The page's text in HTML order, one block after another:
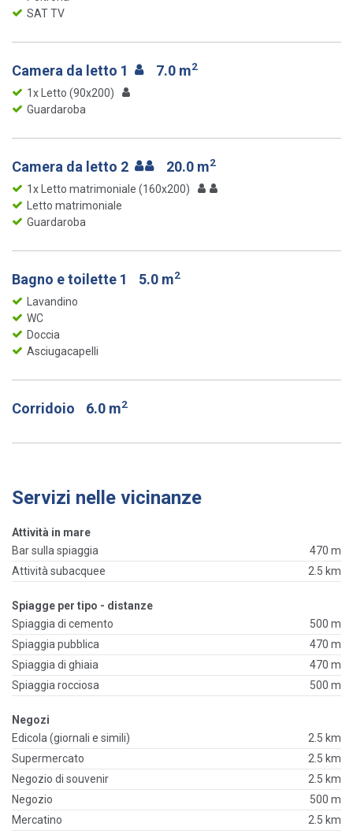
SAT TV
Camera da letto 1 7.0 m2
1x Letto (90x200)
Guardaroba
Camera da letto 2 20.0 m2
1x Letto matrimoniale (160x200)
Letto matrimoniale
Guardaroba
Bagno e toilette 1 5.0 m2
Lavandino
WC
Doccia
Asciugacapelli
Corridoio 6.0 m2
Servizi nelle vicinanze
Attività in mare
Bar sulla spiaggia
470 m
Attività subacquee
2.5 km
Spiagge per tipo - distanze
Spiaggia di cemento
500 m
Spiaggia pubblica
470 m
Spiaggia di ghiaia
470 m
Spiaggia rocciosa
500 m
Negozi
Edicola (giornali e simili)
2.5 km
Supermercato
2.5 km
Negozio di souvenir
2.5 km
Negozio
500 m
Mercatino
2.5 km